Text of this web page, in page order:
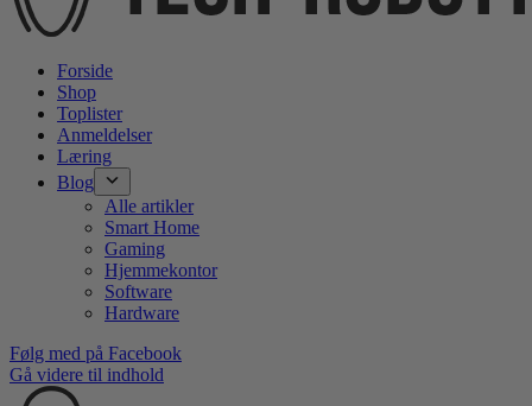
Forside
Shop
Toplister
Anmeldelser
Læring
Blog
Alle artikler
Smart Home
Gaming
Hjemmekontor
Software
Hardware
Følg med på Facebook
Gå videre til indhold